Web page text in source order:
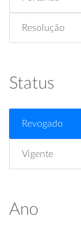
Resolução
Status
Revogado
Vigente
Ano